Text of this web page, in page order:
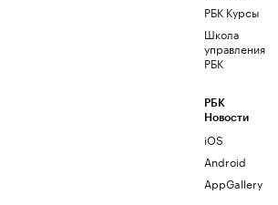
РБК Курсы
Школа
управления
РБК
РБК
Новости
iOS
Android
AppGallery